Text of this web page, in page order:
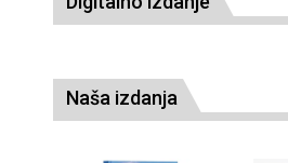
Naša izdanja